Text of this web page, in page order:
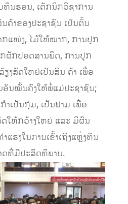
ທຶນຮອນ, ເຕັກນິກວິຊາການ
ຄ້າຂອງປະຊາຊົນ ເປັນຕົ້ນ
ກແໜ່ງ, ໄມ້ໃຫ້ໝາກ, ການປູກ
ຜັກປອດສານພິດ, ການປູກ
ງສັດໃຫຍ່ເປັນສິນ ຄ້າ ເພື່ອ
ອັນໝັ້ນຄົງໃຫ້ພໍ່ແມ່ປະຊາຊົນ;
າເປັນກຸ່ມ, ເປັນຟາມ ເພື່ອ
ໃຫ້ກວ້າງໃຫຍ່ ແລະ ມີຜົນ
ແຮງໃນການເຂົ້າເຖິງແຫຼ່ງທຶນ
ດທີ່ມີປະສິດທິພາບ.